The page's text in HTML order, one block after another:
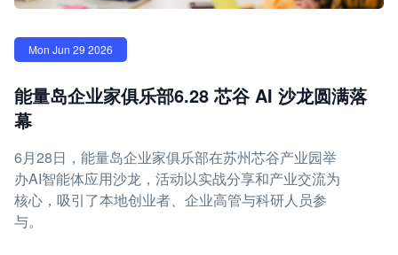
Mon Jun 29 2026
能量岛企业家俱乐部6.28 芯谷 AI 沙龙圆满落
幕
6月28日，能量岛企业家俱乐部在苏州芯谷产业园举
办AI智能体应用沙龙，活动以实战分享和产业交流为
核心，吸引了本地创业者、企业高管与科研人员参
与。